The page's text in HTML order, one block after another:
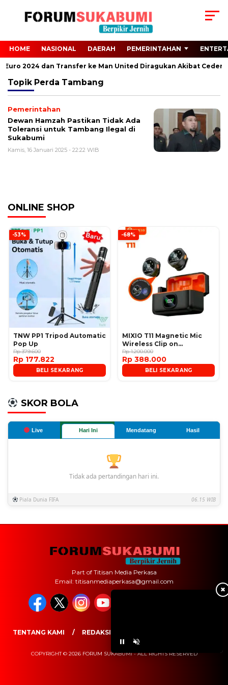
HOME NASIONAL DAERAH PEMERINTAHAN
2024 dan Transfer ke Man United Diragukan Akibat Cedera
Topik Perda Tambang
Pemerintahan
Dewan Hamzah Pastikan Tidak Ada
Toleransi untuk Tambang Ilegal di
Sukabumi
Kamis, 16 Januari 2025 - 22:22 WIB
ONLINE SHOP
-53%
TNW PP1 Tripod Automatic
Pop Up
Rp 379.600
Rp 177.822
BELI SEKARANG
-68%
MIXIO T11 Magnetic Mic
Wireless Clip on
Microphone
Rp 1.200.000
Rp 388.000
BELI SEKARANG
SKOR BOLA
Live Hari Ini Mendatang Hasil
Tidak ada pertandingan hari ini.
Piala Dunia FIFA 06.15 WIB
✖
Part of Titisan Media Perkasa
Email: titisanmediaperkasa@gmail.com
TENTANG KAMI REDAKSI
COPYRIGHT © 2026 FORUM SUKABUMI - ALL RIGHTS RESERVED